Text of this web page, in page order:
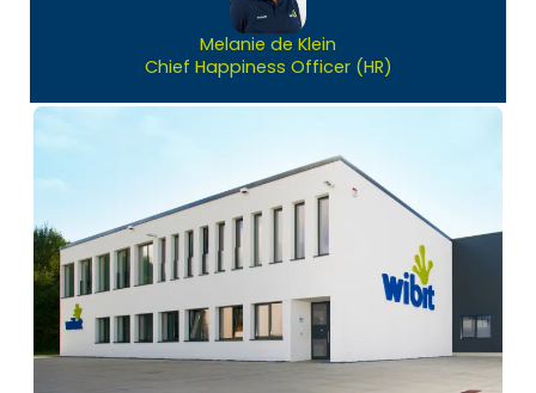
Melanie de Klein
Chief Happiness Officer (HR)